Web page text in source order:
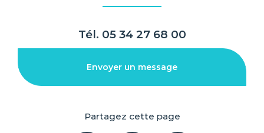
Tél. 05 34 27 68 00
Envoyer un message
Partagez cette page